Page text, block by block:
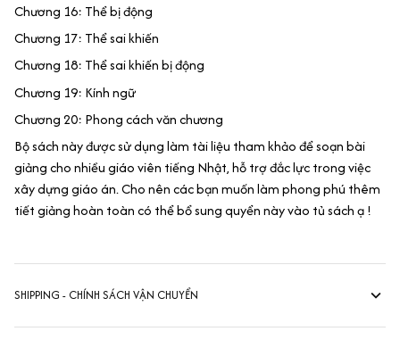
Chương 16: Thể bị động
Chương 17: Thể sai khiến
Chương 18: Thể sai khiến bị động
Chương 19: Kính ngữ
Chương 20: Phong cách văn chương
Bộ sách này được sử dụng làm tài liệu tham khảo để soạn bài
giảng cho nhiều giáo viên tiếng Nhật, hỗ trợ đắc lực trong việc
xây dựng giáo án. Cho nên các bạn muốn làm phong phú thêm
tiết giảng hoàn toàn có thể bổ sung quyển này vào tủ sách ạ !
SHIPPING - CHÍNH SÁCH VẬN CHUYỂN